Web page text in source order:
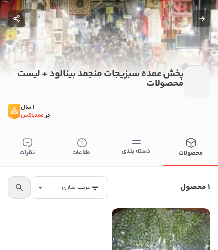
پخش عمده سبزیجات منجمد بینالود + لیست
محصولات
1 سال
درعمدباکس
محصولات دسته بندی اطلاعات نظرات
1 محصول مرتب سازی
پخش عمده سبزیجات منجمد بینالود